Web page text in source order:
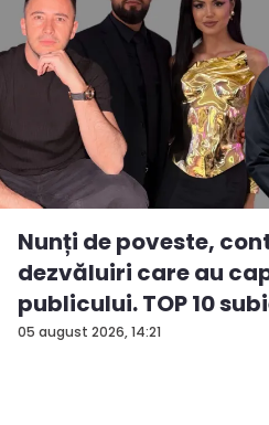
05 august 2026, 14:21
Nunți de poveste,
dezvăluiri care au
publicului. TOP 10